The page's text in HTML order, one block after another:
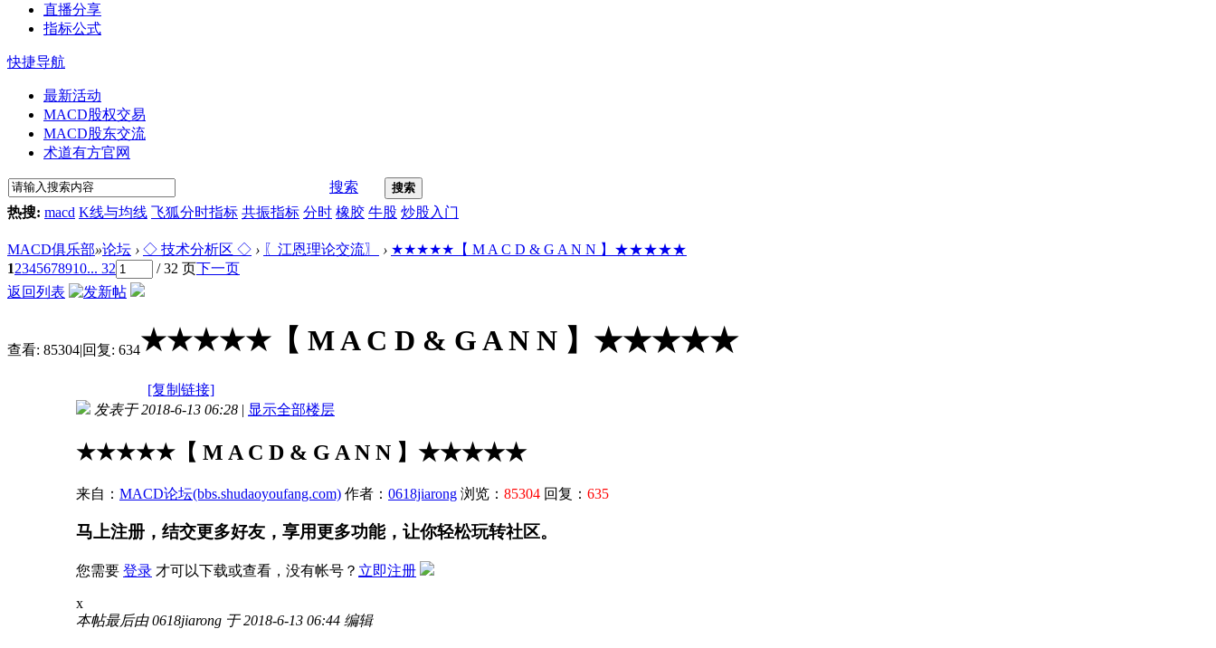
直播分享
指标公式
快捷导航
最新活动
MACD股权交易
MACD股东交流
术道有方官网
搜索 搜索
热搜: macd K线与均线 飞狐分时指标 共振指标 分时 橡胶 牛股 炒股入门
MACD俱乐部»论坛 › ◇ 技术分析区 ◇ › 〖江恩理论交流〗 › ★★★★★【 M A C D & G A N N 】★★★★★
12345678910... 32 / 32 页下一页
返回列表
查看: 85304|回复: 634★★★★★【 M A C D & G A N N 】★★★★★
[复制链接]
发表于 2018-6-13 06:28 | 显示全部楼层
★★★★★【 M A C D & G A N N 】★★★★★
来自： MACD论坛(bbs.shudaoyoufang.com) 作者： 0618jiarong 浏览： 85304 回复： 635
马上注册，结交更多好友，享用更多功能，让你轻松玩转社区。
您需要 登录 才可以下载或查看，没有帐号？ 立即注册
x
本帖最后由 0618jiarong 于 2018-6-13 06:44 编辑